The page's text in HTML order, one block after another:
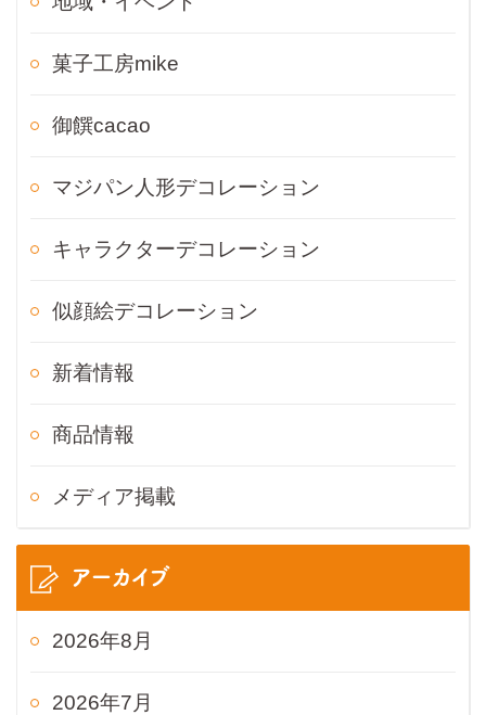
菓子工房mike
御饌cacao
マジパン人形デコレーション
キャラクターデコレーション
似顔絵デコレーション
新着情報
商品情報
メディア掲載
アーカイブ
2026年8月
2026年7月